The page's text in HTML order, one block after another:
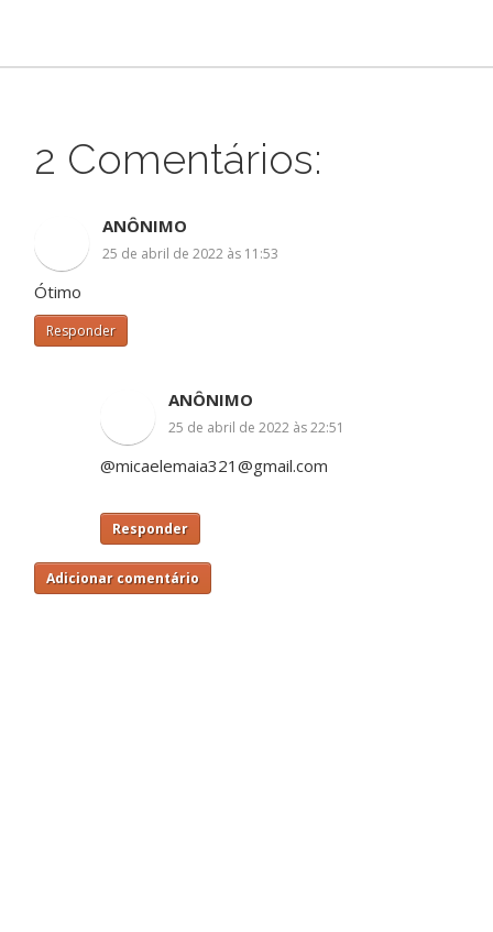
2 Comentários:
ANÔNIMO
25 de abril de 2022 às 11:53
Ótimo
Responder
ANÔNIMO
25 de abril de 2022 às 22:51
@micaelemaia321@gmail.com
Responder
Adicionar comentário